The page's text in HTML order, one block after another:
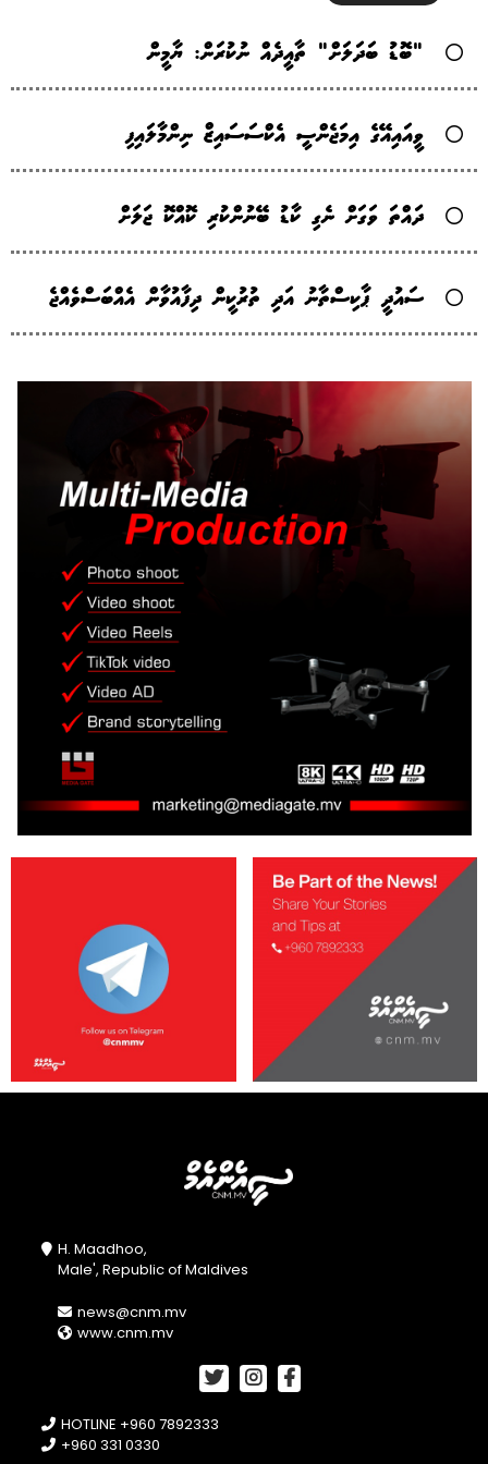
"ބޮޑު ބަދަލަށް" ތާއީދެއް ނުކުރަން: ޔާމީން
ވީއައިއޭގެ އިމަޖެންސީ އެކްސަސައިޒް ނިންމާލައިފި
ދައްތަ ވަގަށް ނެގި ކާޑު ބޭނުންކުރި ކޮއްކޮ ޖަލަށް
ސައުދީ ޕާކިސްތާނު އަދި ތުރުކީން ދިފާއުވާން އެއްބަސްވެއްޖެ
H. Maadhoo,
Male', Republic of Maldives
news@cnm.mv
www.cnm.mv
HOTLINE +960 7892333
+960 331 0330